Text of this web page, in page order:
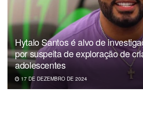
Hytalo Santos é alvo de
por suspeita de exploração de
adolescentes
17 DE DEZEMBRO DE 2024